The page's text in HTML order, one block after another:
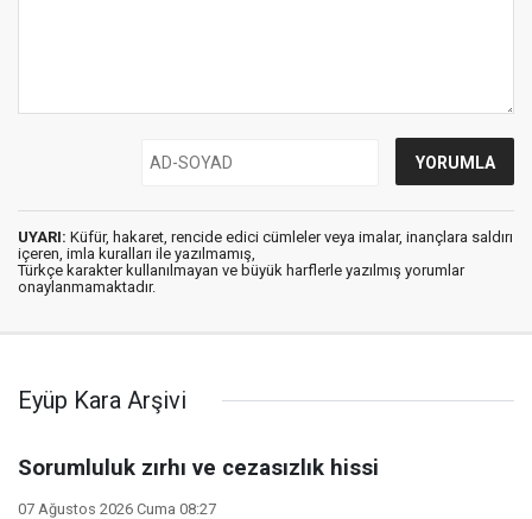
UYARI: Küfür, hakaret, rencide edici cümleler veya imalar, inançlara saldırı
içeren, imla kuralları ile yazılmamış,
Türkçe karakter kullanılmayan ve büyük harflerle yazılmış yorumlar
onaylanmamaktadır.
Eyüp Kara Arşivi
Sorumluluk zırhı ve cezasızlık hissi
07 Ağustos 2026 Cuma 08:27